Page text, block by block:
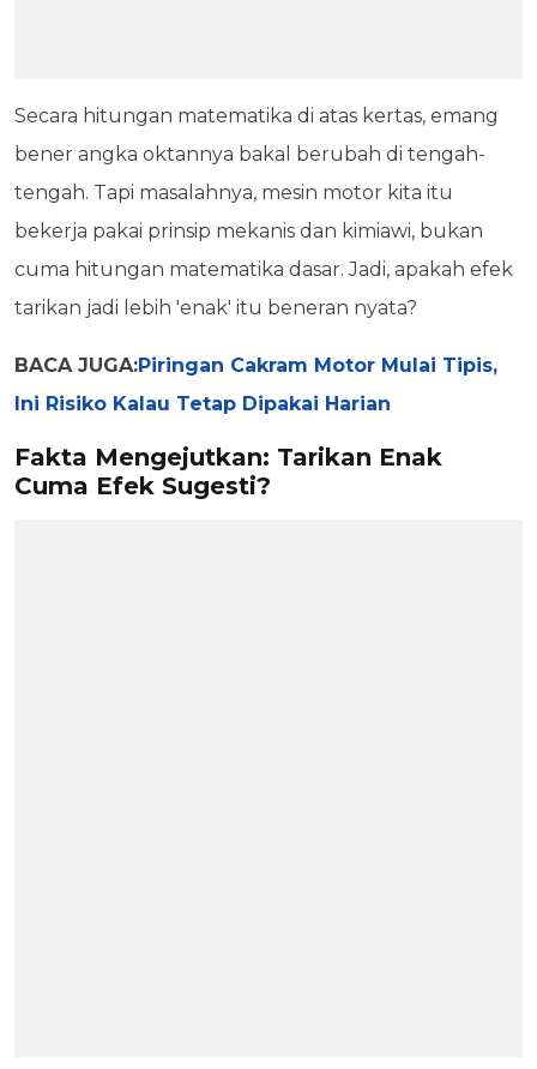
Secara hitungan matematika di atas kertas, emang
bener angka oktannya bakal berubah di tengah-
tengah. Tapi masalahnya, mesin motor kita itu
bekerja pakai prinsip mekanis dan kimiawi, bukan
cuma hitungan matematika dasar. Jadi, apakah efek
tarikan jadi lebih 'enak' itu beneran nyata?
BACA JUGA:Piringan Cakram Motor Mulai Tipis,
Ini Risiko Kalau Tetap Dipakai Harian
Fakta Mengejutkan: Tarikan Enak
Cuma Efek Sugesti?